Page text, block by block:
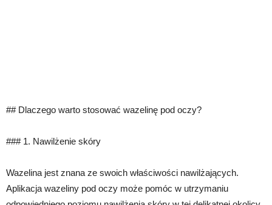
## Dlaczego warto stosować wazelinę pod oczy?
### 1. Nawilżenie skóry
Wazelina jest znana ze swoich właściwości nawilżających.
Aplikacja wazeliny pod oczy może pomóc w utrzymaniu